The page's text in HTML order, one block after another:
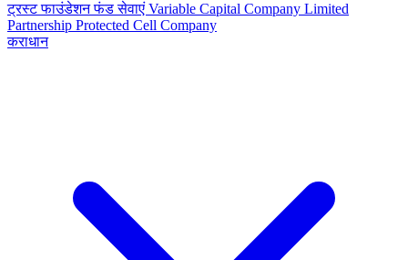
ट्रस्टफाउंडेशनफंड सेवाएं Variable Capital Company Limited
Partnership Protected Cell Company
कराधान